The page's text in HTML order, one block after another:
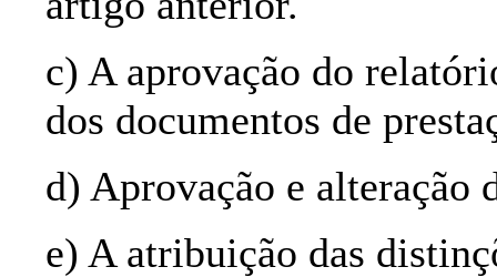
c) A aprovação do
dos documentos de
d) Aprovação e alteração
e) A atribuição das